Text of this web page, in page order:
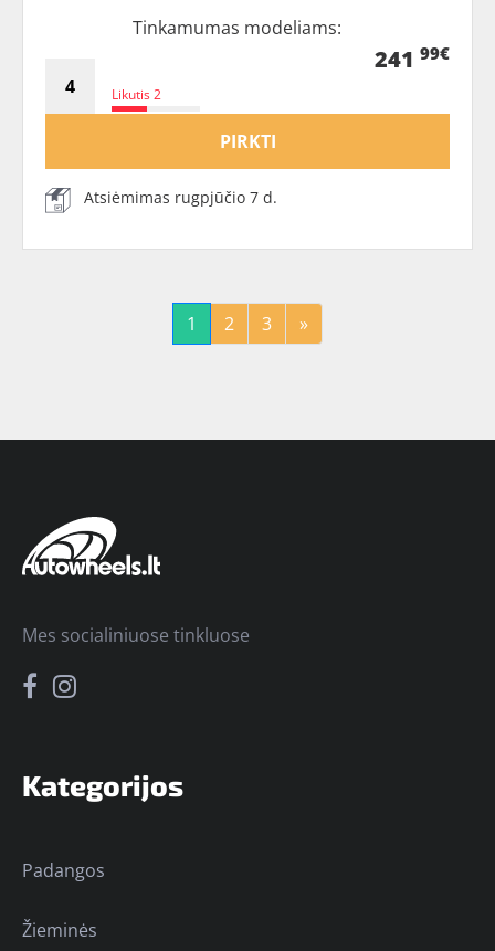
Tinkamumas modeliams:
Likutis 2
241 99€
PIRKTI
Atsiėmimas rugpjūčio 7 d.
1 2 3 »
Kategorijos
Padangos
Žieminės
Mes socialiniuose tinkluose